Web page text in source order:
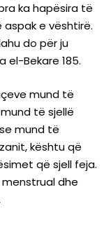
ka hapësira të
e vështirë.
do për ju
el-Bekare 185.
mund të
të sjellë
mund të
kështu që
që sjell feja.
dhe